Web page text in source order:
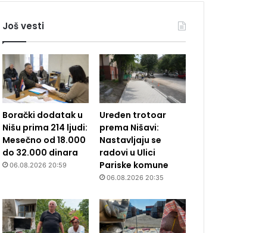
Još vesti
Borački dodatak u
Nišu prima 214 ljudi:
Mesečno od 18.000
do 32.000 dinara
06.08.2026 20:59
Uređen trotoar
prema Nišavi:
Nastavljaju se
radovi u Ulici
Pariske komune
06.08.2026 20:35